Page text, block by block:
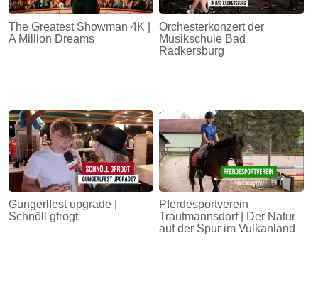
The Greatest Showman 4K |
A Million Dreams
Orchesterkonzert der
Musikschule Bad
Radkersburg
Gungerlfest upgrade |
Schnöll gfrogt
Pferdesportverein
Trautmannsdorf | Der Natur
auf der Spur im Vulkanland